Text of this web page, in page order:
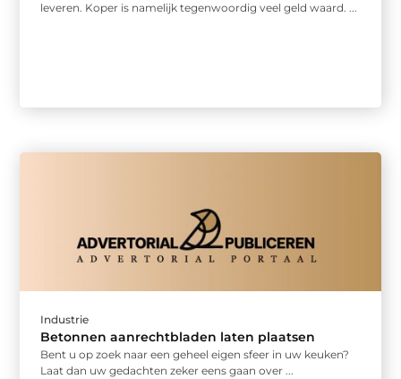
leveren. Koper is namelijk tegenwoordig veel geld waard. ...
Industrie
Betonnen aanrechtbladen laten plaatsen
Bent u op zoek naar een geheel eigen sfeer in uw keuken?
Laat dan uw gedachten zeker eens gaan over ...